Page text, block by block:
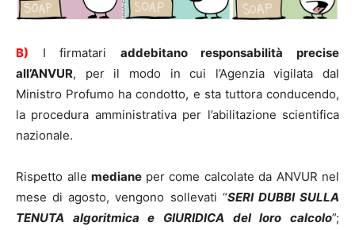
B) I firmatari addebitano responsabilità precise
all’ANVUR, per il modo in cui l’Agenzia vigilata dal
Ministro Profumo ha condotto, e sta tuttora conducendo,
la procedura amministrativa per l’abilitazione scientifica
nazionale.
Rispetto alle mediane per come calcolate da ANVUR nel
mese di agosto, vengono sollevati “SERI DUBBI SULLA
TENUTA algoritmica e GIURIDICA del loro calcolo”;